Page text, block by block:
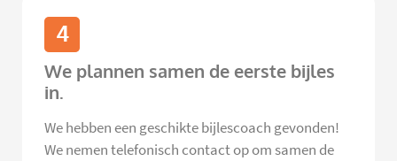
4
We plannen samen de eerste bijles
in.
We hebben een geschikte bijlescoach gevonden!
We nemen telefonisch contact op om samen de